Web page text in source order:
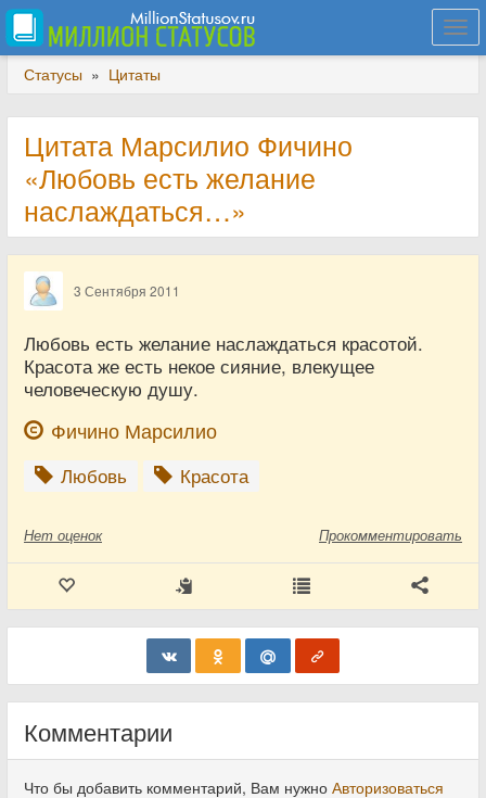
Статусы » Цитаты
Цитата Марсилио Фичино
«Любовь есть желание
наслаждаться…»
3 Сентября 2011
Любовь есть желание наслаждаться красотой.
Красота же есть некое сияние, влекущее
человеческую душу.
Фичино Марсилио
Любовь Красота
Нет оценок Прокомментировать
Комментарии
Что бы добавить комментарий, Вам нужно Авторизоваться